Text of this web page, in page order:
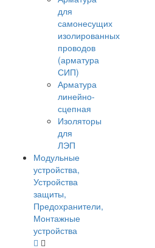
для
самонесущих
изолированных
проводов
(арматура
СИП)
Арматура
линейно-
сцепная
Изоляторы
для
ЛЭП
Модульные
устройства,
Устройства
защиты,
Предохранители,
Монтажные
устройства